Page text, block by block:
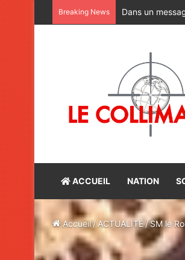
Breaking News M. Bourita
ACCUEIL NATION
Accueil/ ACTUALITÉ/SM le